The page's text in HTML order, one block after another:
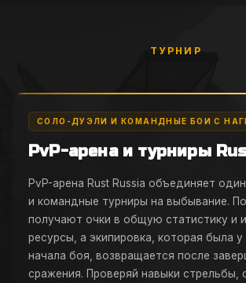
ТУРНИР
PvP-арена и турниры
СОЛО-ДУЭЛИ И КОМАНДНЫЕ БОИ С
PvP-арена Rust Russia объединяет
и командные турниры на выбывание.
получают очки в общую статистику и
ресурсы, а экипировка, которая была
начала боя, возвращается после
сражения. Проверяй навыки стрельбы,